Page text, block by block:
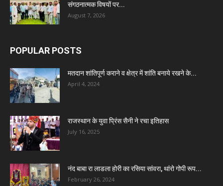
संगठनात्मक विषयों पर...
August 7, 2026
POPULAR POSTS
मतदान शांतिपूर्ण कराने व क्षेत्र में शांति बनाये रखने के...
April 4, 2024
राजस्थान के युवा प्रिंस सैनी ने रचा इतिहास
July 16, 2025
नंद बाबा रा लाडला होरी का रसिया सांवरा, थांरो गोपी रूप...
February 26, 2024